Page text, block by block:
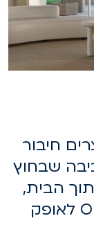
חיבור
שבחוץ
הבית,
לחוויית Open Horizon View לאופק